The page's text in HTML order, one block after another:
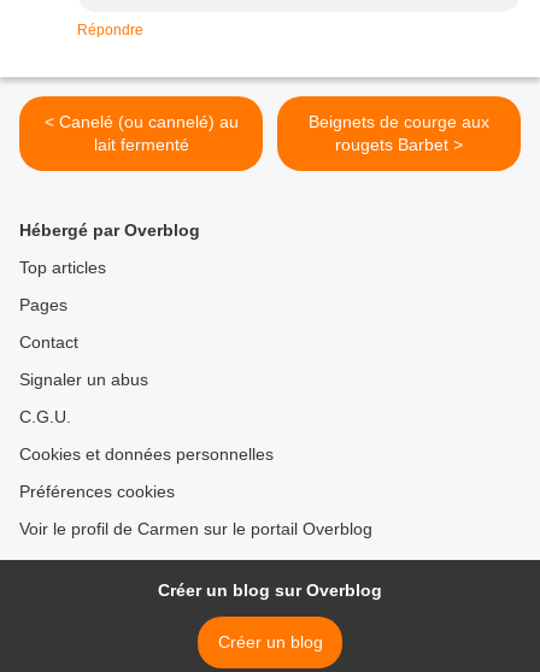
Répondre
< Canelé (ou cannelé) au
lait fermenté
Beignets de courge aux
rougets Barbet >
Hébergé par Overblog
Top articles
Pages
Contact
Signaler un abus
C.G.U.
Cookies et données personnelles
Préférences cookies
Voir le profil de Carmen sur le portail Overblog
Créer un blog sur Overblog
Créer un blog